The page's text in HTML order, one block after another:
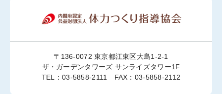
〒136-0072 東京都江東区大島1-2-1
ザ・ガーデンタワーズ サンライズタワー1F
TEL：03-5858-2111 FAX：03-5858-2112